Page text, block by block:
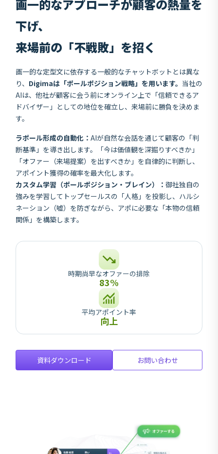
画一的なアプローチが顧客の熱量を
下げ、
来場前の「不戦敗」を招く
画一的な定型文に依存する一般的なチャットボットとは異な
り、 Digimaは「ポールポジション戦略」を用います。 当社の
AIは、他社が顧客に会う前にオンライン上で「信頼できるア
ドバイザー」としての地位を確立し、来場前に勝負を決めま
す。
ラポール形成の自動化： AIが自然な会話を通じて顧客の「判
断基準」を導き出します。「今は価値観を深掘りすべきか」
「オファー（来場提案）を出すべきか」を自律的に判断し、
アポイント獲得の確率を最大化します。
カスタム学習（ポールポジション・ブレイン）： 御社独自の
強みを学習してトップセールスの「人格」を投影し、ハルシ
ネーション（嘘）を防ぎながら、アポに必要な「本物の信頼
関係」を構築します。
時期尚早なオファーの排除
83%
平均アポイント率
向上
資料ダウンロード お問い合わせ